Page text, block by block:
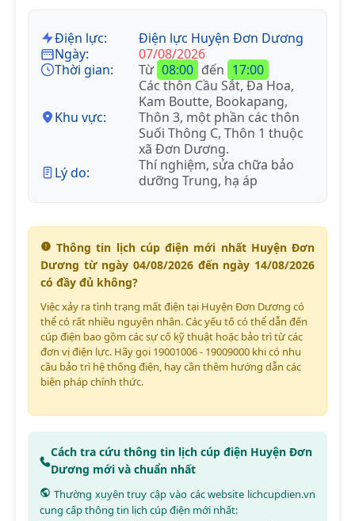
Điện lực:
Điện lực Huyện Đơn Dương
Ngày:
07/08/2026
Thời gian:
Từ 08:00 đến 17:00
Khu vực:
Các thôn Cầu Sắt, Đa Hoa,
Kam Boutte, Bookapang,
Thôn 3, một phần các thôn
Suối Thông C, Thôn 1 thuộc
xã Đơn Dương.
Lý do:
Thí nghiệm, sửa chữa bảo
dưỡng Trung, hạ áp
Thông tin lịch cúp điện mới nhất Huyện Đơn
Dương từ ngày 04/08/2026 đến ngày 14/08/2026
có đầy đủ không?
Việc xảy ra tình trạng mất điện tại Huyện Đơn Dương có
thể có rất nhiều nguyên nhân. Các yếu tố có thể dẫn đến
cúp điện bao gồm các sự cố kỹ thuật hoặc bảo trì từ các
đơn vị điện lực. Hãy gọi 19001006 - 19009000 khi có nhu
cầu bảo trì hệ thống điện, hay cần thêm hướng dẫn các
biện pháp chính thức.
Cách tra cứu thông tin lịch cúp điện Huyện Đơn
Dương mới và chuẩn nhất
Thường xuyên truy cập vào các website lichcupdien.vn
cung cấp thông tin lịch cúp điện mới nhất: